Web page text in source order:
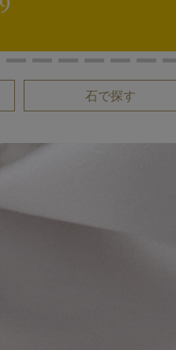
石で探す